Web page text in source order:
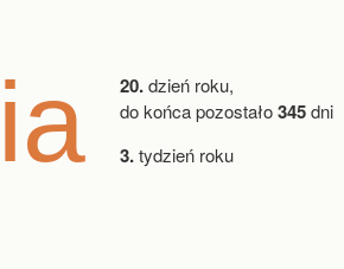
20.dzień roku,
do końca pozostało345dni
3.tydzień roku